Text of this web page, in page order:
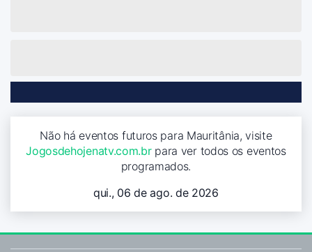
Não há eventos futuros para Mauritânia, visite
Jogosdehojenatv.com.brpara ver todos os eventos
programados.
qui., 06 de ago. de 2026